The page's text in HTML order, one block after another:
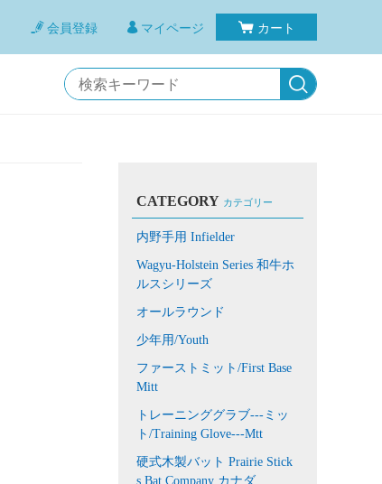
会員登録 マイページ カート
CATEGORY カテゴリー
内野手用 Infielder
Wagyu-Holstein Series 和牛ホ
ルスシリーズ
オールラウンド
少年用/Youth
ファーストミット/First Base
Mitt
トレーニンググラブ---ミッ
ト/Training Glove---Mtt
硬式木製バット Prairie Stick
s Bat Company カナダ